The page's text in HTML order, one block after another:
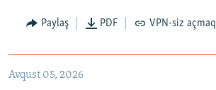
Paylaş PDF VPN-siz açmaq
Avqust 05, 2026